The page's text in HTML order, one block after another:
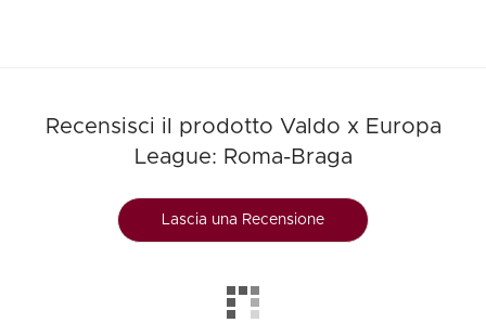
Recensisci il prodotto Valdo x Europa
League: Roma-Braga
Lascia una Recensione